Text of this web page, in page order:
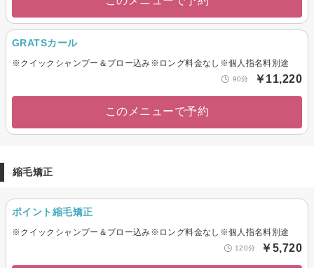
GRATSカール
※クイックシャンプー＆ブロー込み※ロング料金なし※個人指名料別途
90分 ￥11,220
このメニューで予約
縮毛矯正
ポイント縮毛矯正
※クイックシャンプー＆ブロー込み※ロング料金なし※個人指名料別途
120分 ￥5,720